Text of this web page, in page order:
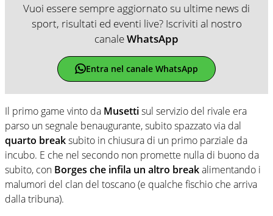
Vuoi essere sempre aggiornato su ultime news di
sport, risultati ed eventi live? Iscriviti al nostro
canaleWhatsApp
Entra nel canale WhatsApp
Il primo game vinto da Musettisul servizio del rivale era
parso un segnale benaugurante, subito spazzato via dal
quarto breaksubito in chiusura di un primo parziale da
incubo. E che nel secondo non promette nulla di buono da
subito, con Borges che infila un altro breakalimentando i
malumori del clan del toscano (e qualche fischio che arriva
dalla tribuna).